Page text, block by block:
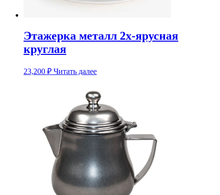
Этажерка металл 2х-ярусная
круглая
23,200 ₽ Читать далее